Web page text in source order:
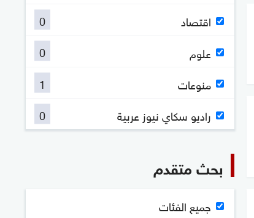
اقتصاد
0
علوم
0
منوعات
1
راديو سكاي نيوز عربية
0
بحث متقدم
جميع الفئات